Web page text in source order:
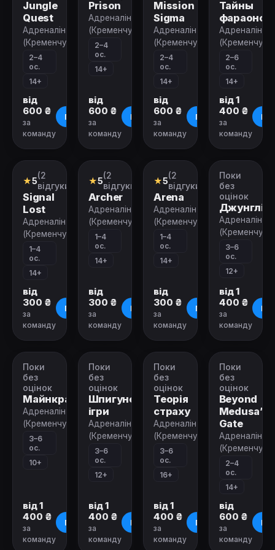
Jungle
Quest
Адреналін
(Кременчук)
2–4
ос.
14+
від
600 ₴
за
команду
Про квест
Prison
Адреналін
(Кременчук)
2–4
ос.
14+
від
600 ₴
за
команду
Про квест
Mission
Sigma
Адреналін
(Кременчук)
2–4
ос.
14+
від
600 ₴
за
команду
Про квест
Тайны
фараонов
Адреналін
(Кременчук)
2–6
ос.
14+
від 1
400 ₴
за
команду
VR-
квест
★5(2
відгуки)
Signal
Lost
Адреналін
(Кременчук)
1–4
ос.
14+
від
300 ₴
за
команду
Про квест
VR-
квест
★5(2
відгуки)
Archer
Адреналін
(Кременчук)
1–4
ос.
14+
від
300 ₴
за
команду
Про квест
VR-
квест
★5(2
відгуки)
Arena
Адреналін
(Кременчук)
1–4
ос.
14+
від
300 ₴
за
команду
Про квест
Квест
Поки
без
оцінок
Джунглі
Адреналін
(Кременчук)
3–6
ос.
12+
від 1
400 ₴
за
команду
Квест
Поки
без
оцінок
Майнкрафт
Адреналін
(Кременчук)
3–6
ос.
10+
від 1
400 ₴
за
команду
Про квест
Квест
Поки
без
оцінок
Шпигунські
ігри
Адреналін
(Кременчук)
3–6
ос.
12+
від 1
400 ₴
за
команду
Про квест
Перформанс
Поки
без
оцінок
Теорія
страху
Адреналін
(Кременчук)
3–6
ос.
16+
від 1
400 ₴
за
команду
Про квест
VR-
квест
Поки
без
оцінок
Beyond
Medusa’s
Gate
Адреналін
(Кременчук)
2–4
ос.
14+
від
600 ₴
за
команду